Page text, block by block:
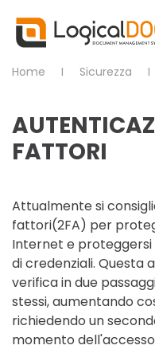
Skip to main
Home Sicurezza
FATTORI
Attualmente si
fattori(2FA) per
Internet e
di credenziali. Questa
verifica in due
stessi, aumentando
richiedendo un
momento